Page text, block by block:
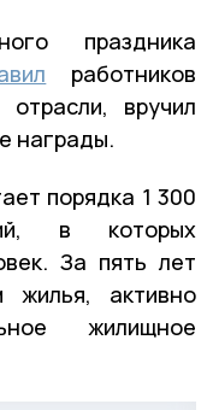
праздника
работников
вручил
награды.
порядка 1 300
в которых
За пять лет
активно
жилищное